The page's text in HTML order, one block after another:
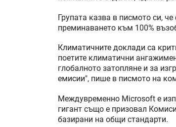
Групата казва в писмото си,
преминаването към 100%
Климатичните доклади са
поетите климатични
глобалното затопляне и за
емисии", пише в писмото на
Междувременно Microsoft е
гигант също е призовал
базирани на общи стандарти.